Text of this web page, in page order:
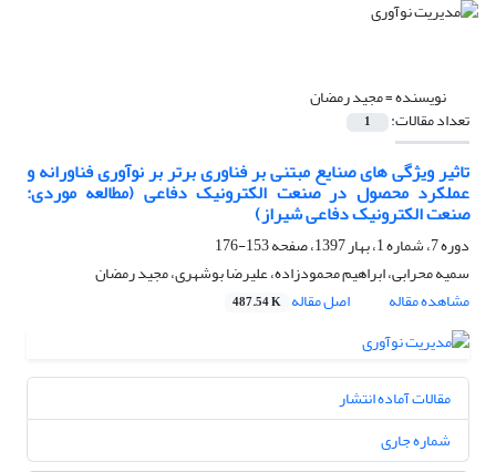
نویسنده =مجید رمضان
تعداد مقالات: 1
تاثیر ویژگی های صنایع مبتنی بر فناوری برتر بر نوآوری فناورانه و
عملکرد محصول در صنعت الکترونیک دفاعی (مطالعه موردی:
صنعت الکترونیک دفاعی شیراز)
دوره 7، شماره 1، بهار 1397، صفحه
153-176
سمیه محرابی، ابراهیم محمودزاده، علیرضا بوشهری، مجید رمضان
مشاهده مقاله
اصل مقاله 487.54 K
مقالات آماده انتشار
شماره جاری